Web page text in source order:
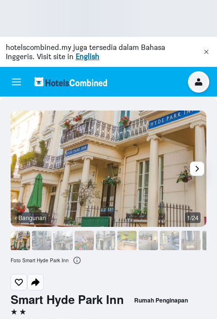
hotelscombined.my juga tersedia dalam Bahasa
Inggeris. Visit site in English
Smart Hyde Park Inn Rumah Penginapan
2 bintang
Bangunan 1/24
Foto Smart Hyde Park Inn